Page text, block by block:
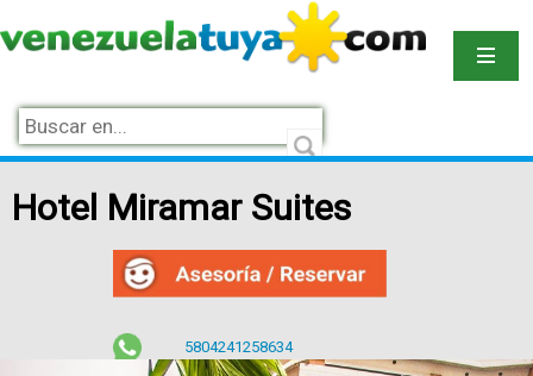
Hotel Miramar Suites
5804241258634